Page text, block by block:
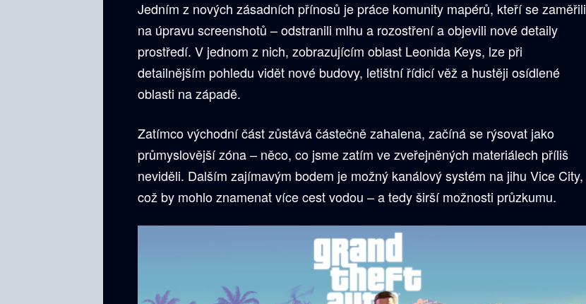
Jedním z nových zásadních přínosů je práce komunity mapérů, kteří se zaměřili
na úpravu screenshotů – odstranili mlhu a rozostření a objevili nové detaily
prostředí. V jednom z nich, zobrazujícím oblast Leonida Keys, lze při
detailnějším pohledu vidět nové budovy, letištní řídicí věž a hustěji osídlené
oblasti na západě.
Zatímco východní část zůstává částečně zahalena, začíná se rýsovat jako
průmyslovější zóna – něco, co jsme zatím ve zveřejněných materiálech příliš
neviděli. Dalším zajímavým bodem je možný kanálový systém na jihu Vice City,
což by mohlo znamenat více cest vodou – a tedy širší možnosti průzkumu.